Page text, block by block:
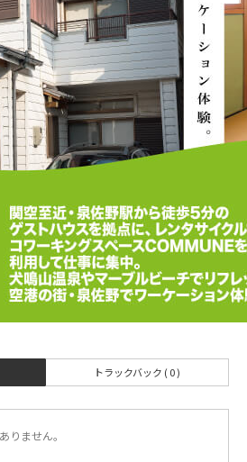
トラックバック ( 0 )
りません。